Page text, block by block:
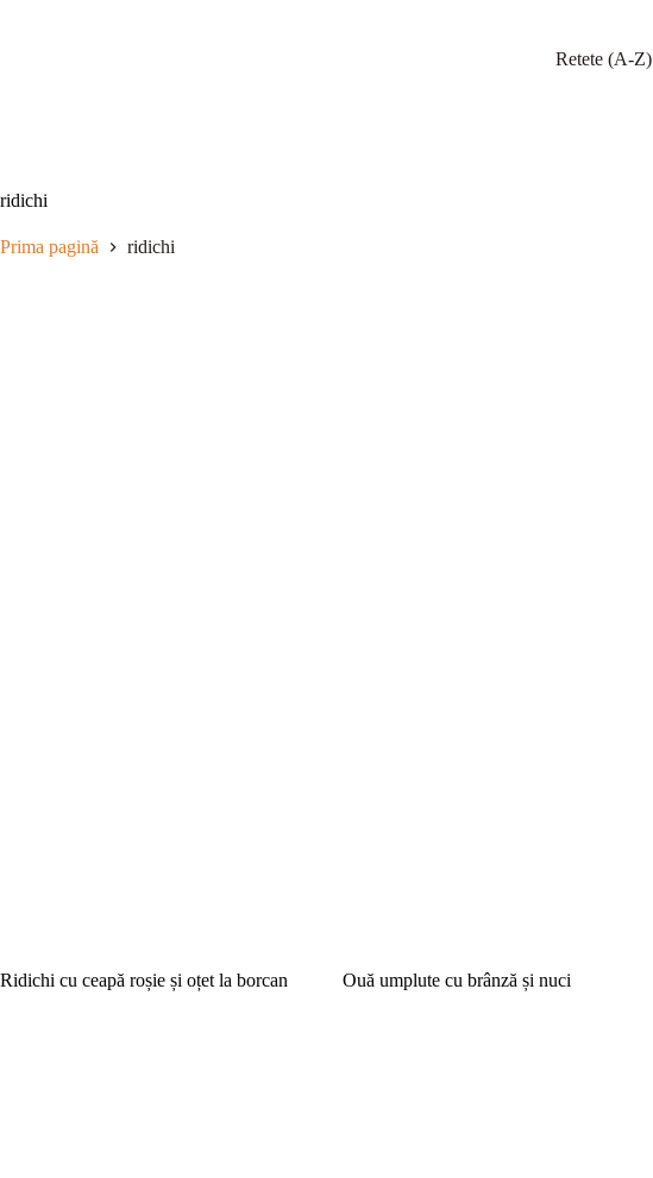
Retete (A-Z)
ridichi
Prima pagină ridichi
Ridichi cu ceapă roșie și oțet la borcan Ouă umplute cu brânză și nuci